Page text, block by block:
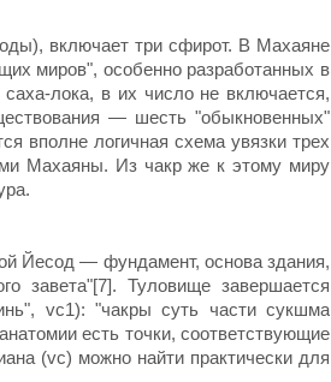
включает три сфирот. В Махаяне
миров", особенно разработанных в
лока, в их число не включается,
— шесть "обыкновенных"
вполне логичная схема увязки трех
Махаяны. Из чакр же к этому миру
Йесод — фундамент, основа здания,
завета"[7]. Туловище завершается
vc1): "чакры суть части сукшма
есть точки, соответствующие
(vc) можно найти практически для